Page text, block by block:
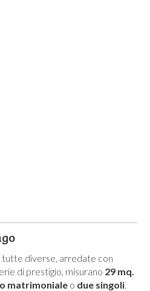
tutte diverse, arredate con
di prestigio, misurano 29 mq.
matrimoniale o due singoli